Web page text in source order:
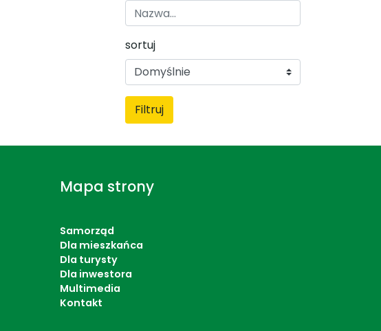
sortuj
Filtruj
Mapa strony
Samorząd
Dla mieszkańca
Dla turysty
Dla inwestora
Multimedia
Kontakt